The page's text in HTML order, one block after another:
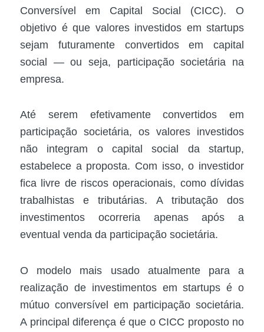
Conversível em Capital Social (CICC). O
objetivo é que valores investidos em startups
sejam futuramente convertidos em capital
social — ou seja, participação societária na
empresa.
Até serem efetivamente convertidos em
participação societária, os valores investidos
não integram o capital social da startup,
estabelece a proposta. Com isso, o investidor
fica livre de riscos operacionais, como dívidas
trabalhistas e tributárias. A tributação dos
investimentos ocorreria apenas após a
eventual venda da participação societária.
O modelo mais usado atualmente para a
realização de investimentos em startups é o
mútuo conversível em participação societária.
A principal diferença é que o CICC proposto no